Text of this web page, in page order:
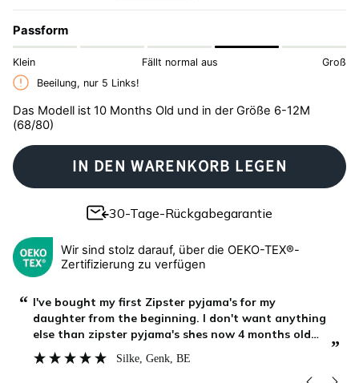
Passform
Klein Fällt normal aus
Groß
Beeilung, nur 5 Links!
Das Modell ist 10 Months Old und in der Größe 6-12M
(68/80)
IN DEN WARENKORB LEGEN
30-Tage-Rückgabegarantie
Wir sind stolz darauf, über die OEKO-TEX®-
Zertifizierung zu verfügen
“
”
Zipster is our favourite brand, for over an year our
baby boy is growing with their clothing, it is lasting
long, stays soft after as many washings as we do,
and my boy continue to enjoy it at home while
playing, outside on a walk or during bed time. We
Asya, Burgas, BG